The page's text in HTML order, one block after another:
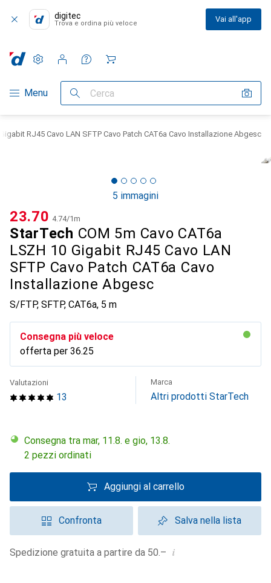
digitec
Trova e ordina più veloce Vai all'app
Categoria Navigazione
Menu Cerca
Impostazioni
Conto cliente
Liste di confronto
Liste dei desideri
Carrello
RJ45 Cavo LAN SFTP Cavo Patch CAT6a Cavo Installazione Abgesc
5 immagini
StarTech COM 5m Cavo CAT6a
LSZH 10 Gigabit RJ45 Cavo LAN
SFTP Cavo Patch CAT6a Cavo
Installazione Abgesc
S/FTP, SFTP, CAT6a, 5 m
CHF
23.70 CHF
4.74/1m
Consegna più veloce
offerta per CHF
36.25
13
Valutazioni Marca
Altri prodotti StarTech
Consegna tra mar, 11.8. e gio, 13.8.
2 pezzi ordinati
Aggiungi al carrello
Confronta Salva nella lista
Spedizione gratuita a partire da 50.– i